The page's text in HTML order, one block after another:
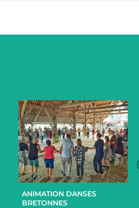
+
ANIMATION DANSES
BRETONNES